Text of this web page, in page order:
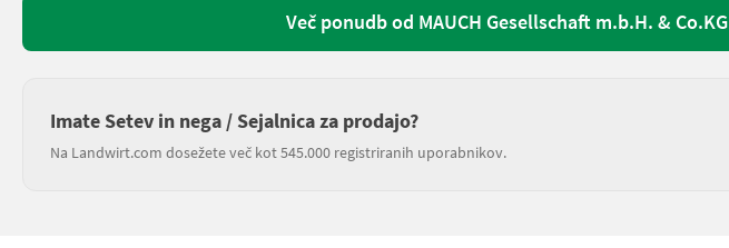
Več ponudb od MAUCH Gesellschaft m.b.H. & Co.KG
Imate Setev in nega / Sejalnica za prodajo?
Na Landwirt.com dosežete več kot 545.000 registriranih uporabnikov.